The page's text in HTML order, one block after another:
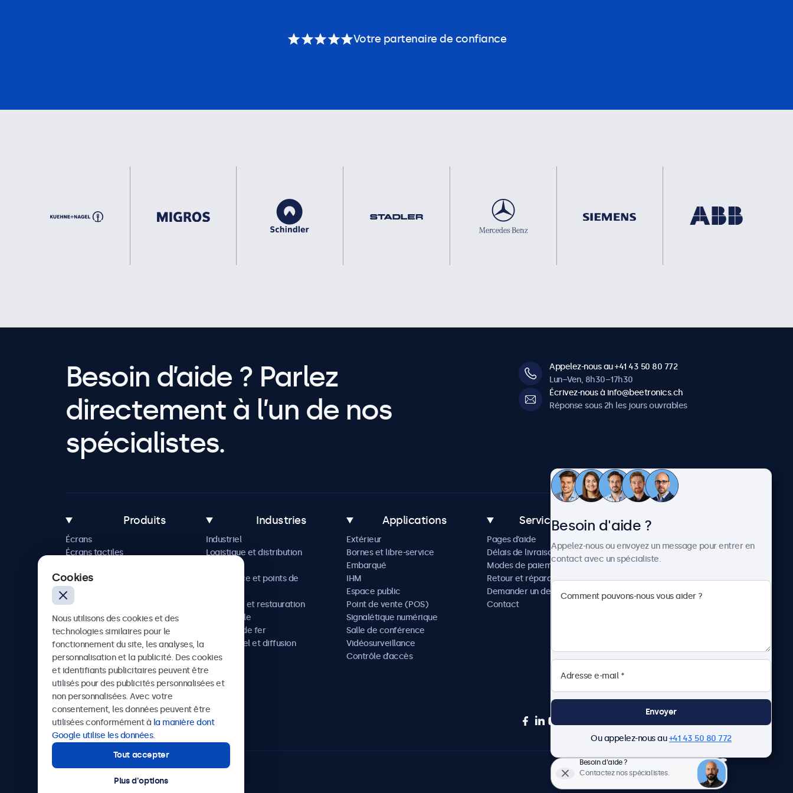
Votre partenaire de confiance
Besoin d’aide ? Parlez
directement à l’un de nos
spécialistes.
Appelez-nous au +41 43 50 80 772
Lun–Ven, 8h30–17h30
Écrivez-nous à info@beetronics.ch
Réponse sous 2h les jours ouvrables
Produits
Écrans
Écrans tactiles
Solutions sur mesure
Industries
Industriel
Logistique et distribution
Commerce et points de
Hôtellerie et restauration
Automobile
Chemins de fer
Audiovisuel et diffusion
Santé
Applications
Extérieur
Bornes et libre-service
Embarqué
IHM
Espace public
Point de vente (POS)
Signalétique numérique
Salle de conférence
Vidéosurveillance
Contrôle d’accès
Service client
Pages d’aide
Délais de livraison
Modes de paiement
Retour et réparation
Demander un devis
Contact
Actualités et mises à jour
Carrière
Conditions de vente
Beetronics
Badenerstrasse 549, 8048 Zürich, Suisse
Français
Besoin d'aide ?
Appelez-nous ou envoyez un message pour entrer en
contact avec un spécialiste.
Envoyer
Ou appelez-nous au+41 43 50 80 772
Besoin d'aide ?
Contactez nos spécialistes.
Cookies
Nous utilisons des cookies et des
technologies similaires pour le
fonctionnement du site, les analyses, la
personnalisation et la publicité. Des cookies
et identifiants publicitaires peuvent être
utilisés pour des publicités personnalisées et
non personnalisées. Avec votre
consentement, les données peuvent être
utilisées conformément à la manière dont
Google utilise les données.
Tout accepter
Plus d'options